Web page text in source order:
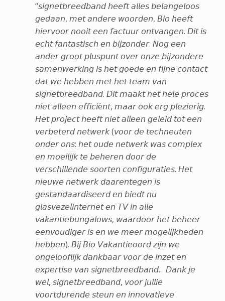
“𝘴𝘪𝘨𝘯𝘦𝘵𝘣𝘳𝘦𝘦𝘥𝘣𝘢𝘯𝘥 𝘩𝘦𝘦𝘧𝘵 𝘢𝘭𝘭𝘦𝘴 𝘣𝘦𝘭𝘢𝘯𝘨𝘦𝘭𝘰𝘰𝘴
𝘨𝘦𝘥𝘢𝘢𝘯, 𝘮𝘦𝘵 𝘢𝘯𝘥𝘦𝘳𝘦 𝘸𝘰𝘰𝘳𝘥𝘦𝘯, 𝘉𝘪𝘰 𝘩𝘦𝘦𝘧𝘵
𝘩𝘪𝘦𝘳𝘷𝘰𝘰𝘳 𝘯𝘰𝘰𝘪𝘵 𝘦𝘦𝘯 𝘧𝘢𝘤𝘵𝘶𝘶𝘳 𝘰𝘯𝘵𝘷𝘢𝘯𝘨𝘦𝘯. 𝘋𝘪𝘵 𝘪𝘴
𝘦𝘤𝘩𝘵 𝘧𝘢𝘯𝘵𝘢𝘴𝘵𝘪𝘴𝘤𝘩 𝘦𝘯 𝘣𝘪𝘫𝘻𝘰𝘯𝘥𝘦𝘳. 𝘕𝘰𝘨 𝘦𝘦𝘯
𝘢𝘯𝘥𝘦𝘳 𝘨𝘳𝘰𝘰𝘵 𝘱𝘭𝘶𝘴𝘱𝘶𝘯𝘵 𝘰𝘷𝘦𝘳 𝘰𝘯𝘻𝘦 𝘣𝘪𝘫𝘻𝘰𝘯𝘥𝘦𝘳𝘦
𝘴𝘢𝘮𝘦𝘯𝘸𝘦𝘳𝘬𝘪𝘯𝘨 𝘪𝘴 𝘩𝘦𝘵 𝘨𝘰𝘦𝘥𝘦 𝘦𝘯 𝘧𝘪𝘫𝘯𝘦 𝘤𝘰𝘯𝘵𝘢𝘤𝘵
𝘥𝘢𝘵 𝘸𝘦 𝘩𝘦𝘣𝘣𝘦𝘯 𝘮𝘦𝘵 𝘩𝘦𝘵 𝘵𝘦𝘢𝘮 𝘷𝘢𝘯
𝘴𝘪𝘨𝘯𝘦𝘵𝘣𝘳𝘦𝘦𝘥𝘣𝘢𝘯𝘥. 𝘋𝘪𝘵 𝘮𝘢𝘢𝘬𝘵 𝘩𝘦𝘵 𝘩𝘦𝘭𝘦 𝘱𝘳𝘰𝘤𝘦𝘴
𝘯𝘪𝘦𝘵 𝘢𝘭𝘭𝘦𝘦𝘯 𝘦𝘧𝘧𝘪𝘤𝘪ë𝘯𝘵, 𝘮𝘢𝘢𝘳 𝘰𝘰𝘬 𝘦𝘳𝘨 𝘱𝘭𝘦𝘻𝘪𝘦𝘳𝘪𝘨.
𝘏𝘦𝘵 𝘱𝘳𝘰𝘫𝘦𝘤𝘵 𝘩𝘦𝘦𝘧𝘵 𝘯𝘪𝘦𝘵 𝘢𝘭𝘭𝘦𝘦𝘯 𝘨𝘦𝘭𝘦𝘪𝘥 𝘵𝘰𝘵 𝘦𝘦𝘯
𝘷𝘦𝘳𝘣𝘦𝘵𝘦𝘳𝘥 𝘯𝘦𝘵𝘸𝘦𝘳𝘬 (𝘷𝘰𝘰𝘳 𝘥𝘦 𝘵𝘦𝘤𝘩𝘯𝘦𝘶𝘵𝘦𝘯
𝘰𝘯𝘥𝘦𝘳 𝘰𝘯𝘴: 𝘩𝘦𝘵 𝘰𝘶𝘥𝘦 𝘯𝘦𝘵𝘸𝘦𝘳𝘬 𝘸𝘢𝘴 𝘤𝘰𝘮𝘱𝘭𝘦𝘹
𝘦𝘯 𝘮𝘰𝘦𝘪𝘭𝘪𝘫𝘬 𝘵𝘦 𝘣𝘦𝘩𝘦𝘳𝘦𝘯 𝘥𝘰𝘰𝘳 𝘥𝘦
𝘷𝘦𝘳𝘴𝘤𝘩𝘪𝘭𝘭𝘦𝘯𝘥𝘦 𝘴𝘰𝘰𝘳𝘵𝘦𝘯 𝘤𝘰𝘯𝘧𝘪𝘨𝘶𝘳𝘢𝘵𝘪𝘦𝘴. 𝘏𝘦𝘵
𝘯𝘪𝘦𝘶𝘸𝘦 𝘯𝘦𝘵𝘸𝘦𝘳𝘬 𝘥𝘢𝘢𝘳𝘦𝘯𝘵𝘦𝘨𝘦𝘯 𝘪𝘴
𝘨𝘦𝘴𝘵𝘢𝘯𝘥𝘢𝘢𝘳𝘥𝘪𝘴𝘦𝘦𝘳𝘥 𝘦𝘯 𝘣𝘪𝘦𝘥𝘵 𝘯𝘶
𝘨𝘭𝘢𝘴𝘷𝘦𝘻𝘦𝘭𝘪𝘯𝘵𝘦𝘳𝘯𝘦𝘵 𝘦𝘯 𝘛𝘝 𝘪𝘯 𝘢𝘭𝘭𝘦
𝘷𝘢𝘬𝘢𝘯𝘵𝘪𝘦𝘣𝘶𝘯𝘨𝘢𝘭𝘰𝘸𝘴, 𝘸𝘢𝘢𝘳𝘥𝘰𝘰𝘳 𝘩𝘦𝘵 𝘣𝘦𝘩𝘦𝘦𝘳
𝘦𝘦𝘯𝘷𝘰𝘶𝘥𝘪𝘨𝘦𝘳 𝘪𝘴 𝘦𝘯 𝘸𝘦 𝘮𝘦𝘦𝘳 𝘮𝘰𝘨𝘦𝘭𝘪𝘫𝘬𝘩𝘦𝘥𝘦𝘯
𝘩𝘦𝘣𝘣𝘦𝘯). 𝘉𝘪𝘫 𝘉𝘪𝘰 𝘝𝘢𝘬𝘢𝘯𝘵𝘪𝘦𝘰𝘰𝘳𝘥 𝘻𝘪𝘫𝘯 𝘸𝘦
𝘰𝘯𝘨𝘦𝘭𝘰𝘰𝘧𝘭𝘪𝘫𝘬 𝘥𝘢𝘯𝘬𝘣𝘢𝘢𝘳 𝘷𝘰𝘰𝘳 𝘥𝘦 𝘪𝘯𝘻𝘦𝘵 𝘦𝘯
𝘦𝘹𝘱𝘦𝘳𝘵𝘪𝘴𝘦 𝘷𝘢𝘯 𝘴𝘪𝘨𝘯𝘦𝘵𝘣𝘳𝘦𝘦𝘥𝘣𝘢𝘯𝘥.. 𝘋𝘢𝘯𝘬 𝘫𝘦
𝘸𝘦𝘭, 𝘴𝘪𝘨𝘯𝘦𝘵𝘣𝘳𝘦𝘦𝘥𝘣𝘢𝘯𝘥, 𝘷𝘰𝘰𝘳 𝘫𝘶𝘭𝘭𝘪𝘦
𝘷𝘰𝘰𝘳𝘵𝘥𝘶𝘳𝘦𝘯𝘥𝘦 𝘴𝘵𝘦𝘶𝘯 𝘦𝘯 𝘪𝘯𝘯𝘰𝘷𝘢𝘵𝘪𝘦𝘷𝘦